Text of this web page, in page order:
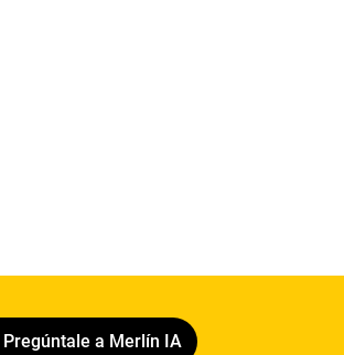
Pregúntale a Merlín IA